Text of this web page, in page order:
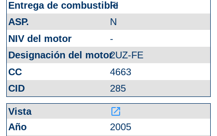
FI
N
-
2UZ-FE
4663
285
launch
2005